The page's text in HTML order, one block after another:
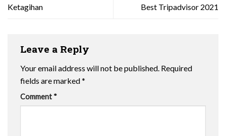
Ketagihan
Best Tripadvisor 2021
Leave a Reply
Your email address will not be published. Required
fields are marked*
Comment *